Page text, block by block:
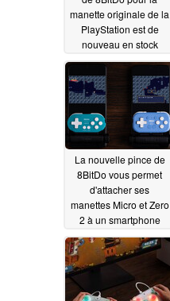
manette originale de la
PlayStation est de
nouveau en stock
02/22/2025
La nouvelle pince de
8BitDo vous permet
d'attacher ses
manettes Micro et Zero
2 à un smartphone
01/11/2025